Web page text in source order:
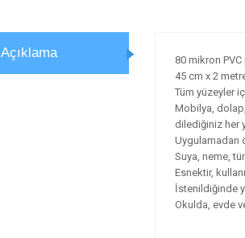
Açıklama
80 mikron
45 cm x 2
Tüm yüzeyler
Mobilya,
dilediğiniz her
Uygulamadan
Suya, neme,
Esnektir,
İstenildiğinde
Okulda, evde